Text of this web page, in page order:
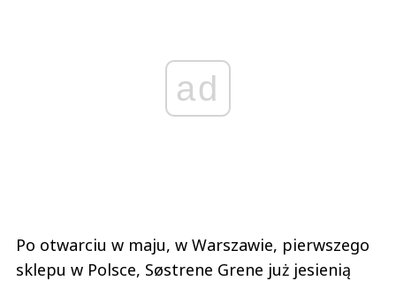
ad
Po otwarciu w maju, w Warszawie, pierwszego
sklepu w Polsce, Søstrene Grene już jesienią